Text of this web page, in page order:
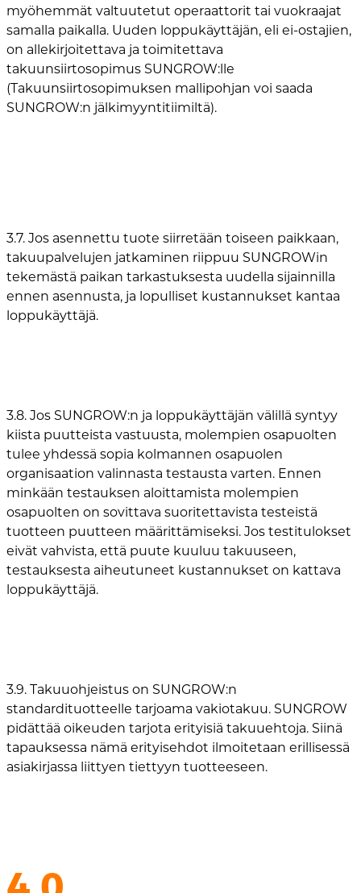
myöhemmät valtuutetut operaattorit tai vuokraajat
samalla paikalla. Uuden loppukäyttäjän, eli ei-ostajien,
on allekirjoitettava ja toimitettava
takuunsiirtosopimus SUNGROW:lle
(Takuunsiirtosopimuksen mallipohjan voi saada
SUNGROW:n jälkimyyntitiimiltä).
3.7. Jos asennettu tuote siirretään toiseen paikkaan,
takuupalvelujen jatkaminen riippuu SUNGROWin
tekemästä paikan tarkastuksesta uudella sijainnilla
ennen asennusta, ja lopulliset kustannukset kantaa
loppukäyttäjä.
3.8. Jos SUNGROW:n ja loppukäyttäjän välillä syntyy
kiista puutteista vastuusta, molempien osapuolten
tulee yhdessä sopia kolmannen osapuolen
organisaation valinnasta testausta varten. Ennen
minkään testauksen aloittamista molempien
osapuolten on sovittava suoritettavista testeistä
tuotteen puutteen määrittämiseksi. Jos testitulokset
eivät vahvista, että puute kuuluu takuuseen,
testauksesta aiheutuneet kustannukset on kattava
loppukäyttäjä.
3.9. Takuuohjeistus on SUNGROW:n
standardituotteelle tarjoama vakiotakuu. SUNGROW
pidättää oikeuden tarjota erityisiä takuuehtoja. Siinä
tapauksessa nämä erityisehdot ilmoitetaan erillisessä
asiakirjassa liittyen tiettyyn tuotteeseen.